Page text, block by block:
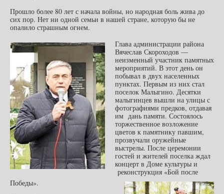
Прошло более 80 лет с начала войны, но народная боль жива до
сих пор. Нет ни одной семьи в нашей стране, которую бы не
опалило страшным огнем.
Глава администрации района
Вячеслав Скороходов —
неизменный участник памятных
мероприятий. В этот день он
побывал в двух населенных
пунктах. Первым из них стал
поселок Малыгино. Десятки
малыгинцев вышли на улицы с
фотографиями предков, отдавая
им дань памяти. Состоялось
торжественное возложение
цветов к памятнику павшим,
прозвучали оружейные
выстрелы. После церемонии
гостей и жителей поселка ждал
концерт в Доме культуры и
реконструкция «Бой после
Победы».